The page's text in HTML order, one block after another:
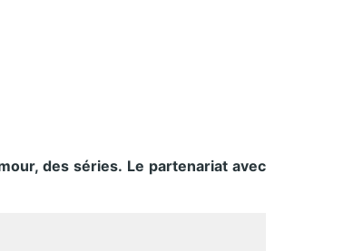
des séries. Le partenariat avec